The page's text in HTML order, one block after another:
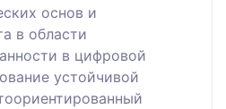
основ и
в области
в цифровой
устойчивой